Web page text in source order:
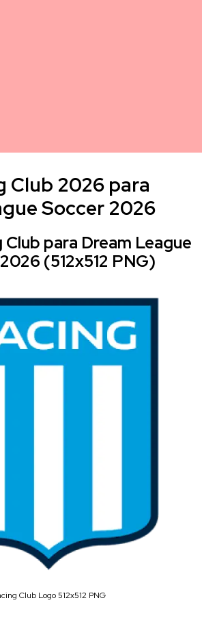
Club 2026 para
Soccer 2026
para Dream League
(512x512 PNG)
Club Logo 512x512 PNG